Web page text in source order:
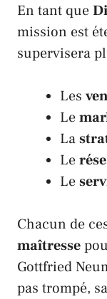
En tant que
mission est
supervisera
Les
Le
La
Le
Le
Chacun de
maîtresse
Gottfried
pas trompé,